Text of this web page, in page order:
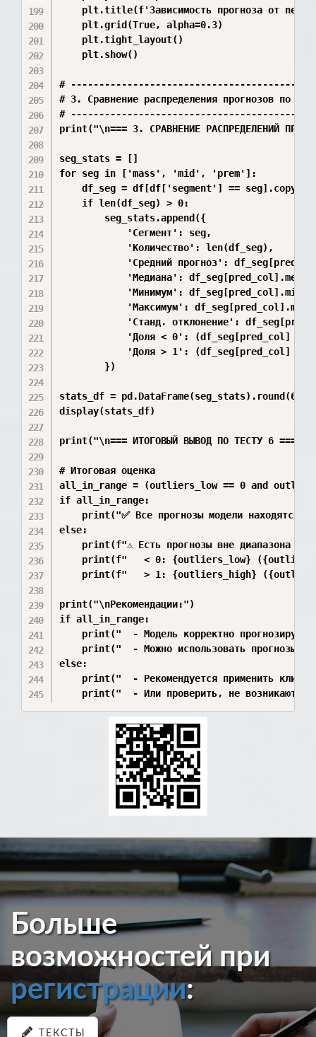
plt.title(f'Зависимость прогноза от
    plt.grid(True, alpha=0.3)
    plt.tight_layout()
    plt.show()
#
# 3. Сравнение распределения прогнозов по
#
print("\n=== 3. СРАВНЕНИЕ РАСПРЕДЕЛЕНИЙ
seg_stats = []
for seg in ['mass', 'mid', 'prem']:
    df_seg = df[df['segment'] == seg].copy()
    if len(df_seg) > 0:
        seg_stats.append({
            'Сегмент': seg,
            'Количество': len(df_seg),
'Средний прогноз':
'Медиана':
'Минимум':
'Максимум':
'Станд. отклонение':
'Доля < 0': (df_seg[pred_col] <
'Доля > 1': (df_seg[pred_col] >
        })
stats_df = pd.DataFrame(seg_stats).round(6)
display(stats_df)
print("\n=== ИТОГОВЫЙ ВЫВОД ПО ТЕСТУ 6 ===")
# Итоговая оценка
all_in_range = (outliers_low == 0 and
if all_in_range:
print("✅ Все прогнозы модели находятся в
else:
print(f"⚠️ Есть прогнозы вне диапазона [0,
print(f"   < 0: {outliers_low}
print(f"   > 1: {outliers_high}
print("\nРекомендации:")
if all_in_range:
print("  - Модель корректно прогнозирует
print("  - Можно использовать прогнозы
else:
print("  - Рекомендуется применить
print("  - Или проверить, не возникают
Больше
возможностей при
регистрации:
ТЕКСТЫ